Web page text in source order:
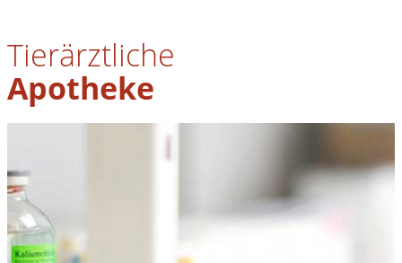
Tierärztliche
Apotheke